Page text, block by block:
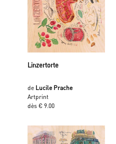
Linzertorte
de Lucile Prache
Artprint
dès € 9.00